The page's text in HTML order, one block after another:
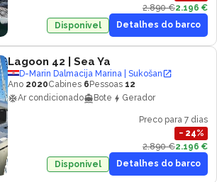
2.890 €2.196 €
Disponivel
Detalhes do barco
Lagoon 42 | Sea Ya
D-Marin Dalmacija Marina | Sukošan
Ano 2020Cabines 6 Pessoas 12
Ar condicionado
Bote Gerador
Preco para 7 dias
− 24%
2.890 €2.196 €
Disponivel
Detalhes do barco